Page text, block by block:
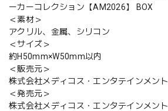
ーカーコレクション【AM2026】 BOX
＜素材＞
アクリル、金属、シリコン
＜サイズ＞
約H50mm×W50mm以内
＜販売元＞
株式会社メディコス・エンタテインメント
＜発売元＞
株式会社メディコス・エンタテインメント